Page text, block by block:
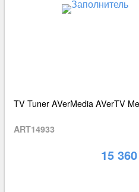
TV Tuner AVerMedia AVerTV
ART14933
15